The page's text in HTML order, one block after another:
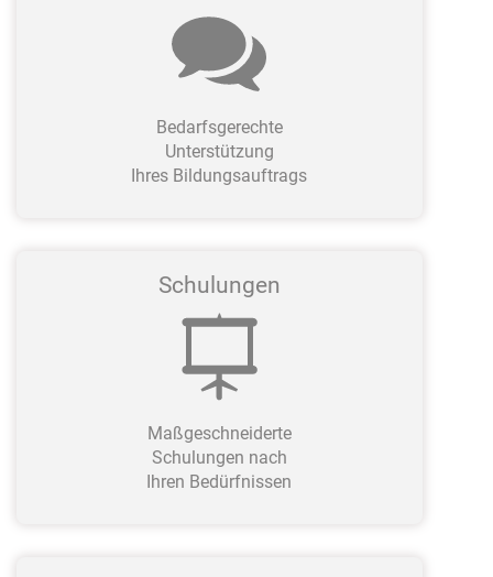
Bedarfsgerechte
Unterstützung
Ihres Bildungsauftrags
Schulungen
Maßgeschneiderte
Schulungen nach
Ihren Bedürfnissen